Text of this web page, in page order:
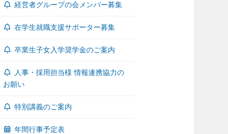
経営者グループの会メンバー募集
在学生就職支援サポーター募集
卒業生子女入学奨学金のご案内
人事・採用担当様 情報連携協力の
お願い
特別講義のご案内
年間行事予定表